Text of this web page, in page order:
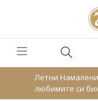
Летни
любимите си